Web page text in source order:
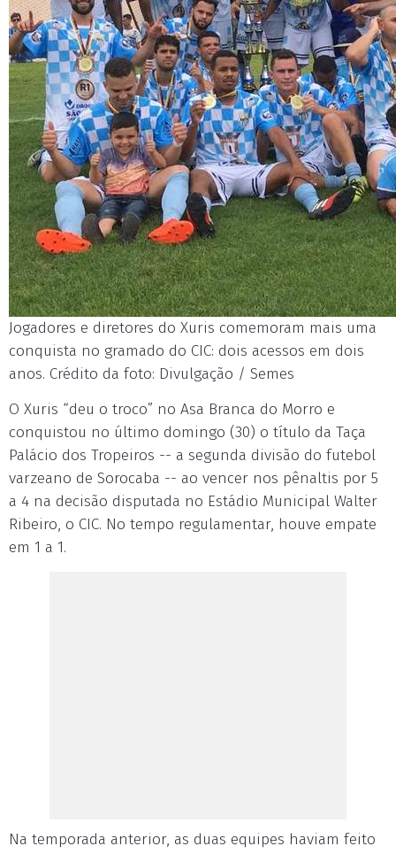
Jogadores e diretores do Xuris comemoram mais uma
conquista no gramado do CIC: dois acessos em dois
anos. Crédito da foto: Divulgação / Semes
O Xuris “deu o troco” no Asa Branca do Morro e
conquistou no último domingo (30) o título da Taça
Palácio dos Tropeiros -- a segunda divisão do futebol
varzeano de Sorocaba -- ao vencer nos pênaltis por 5
a 4 na decisão disputada no Estádio Municipal Walter
Ribeiro, o CIC. No tempo regulamentar, houve empate
em 1 a 1.
Na temporada anterior, as duas equipes haviam feito